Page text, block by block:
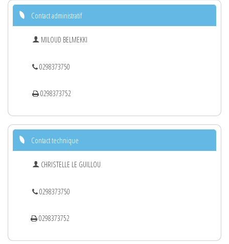
Contact administratif
MILOUD BELMEKKI
0298373750
0298373752
Contact technique
CHRISTELLE LE GUILLOU
0298373750
0298373752